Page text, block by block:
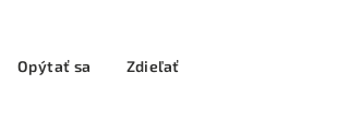
Opýtať sa Zdieľať